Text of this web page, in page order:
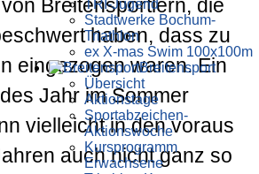
TRI-Jugend
Stadtwerke Bochum-
Triathlon
ex X-mas Swim 100x100m
Breiten­sport
Übersicht
Aktionstage
Sportabzeichen-
Aktionswoche
Kursprogramm
Erwachsene
Breitensportlern, die
haben, dass zu
eingezogen waren. Ein
Jahr im Sommer
vielleicht in den voraus
auch nicht ganz so